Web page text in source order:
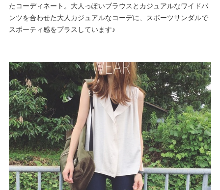
たコーディネート。大人っぽいブラウスとカジュアルなワイドパ
ンツを合わせた大人カジュアルなコーデに、スポーツサンダルで
スポーティ感をプラスしています♪